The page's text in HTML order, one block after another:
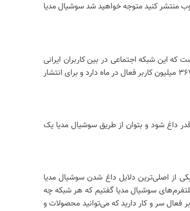
منتشر کنید متوجه خواهید شد سوشیال مدیا
این شبکه اجتماعی در بین کاربران ایرانی
چندان رایج و متداول نیست ولی نمی‌تواند از قدرت بالای آن در تبلیغات و برندسازی چشم‌پوشی کرد. این رسانه اجتماعی بر اساس آمارهای اخیر 367 میلیون کاربر فعال در ماه دارد و برای انتشار
داغ شود و بتوان از طریق سوشیال مدیا یک
از اصلی‌ترین دلایل داغ شدن سوشیال مدیا
سوشیال مدیا گفتیم که هر شبکه چه
فعال سر و کار دارید که می‌توانید محصولات و